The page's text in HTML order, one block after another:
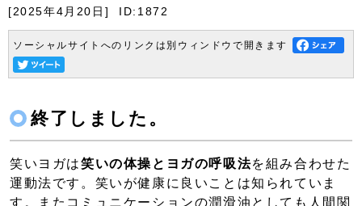
[2025年4月20日] ID:1872
ソーシャルサイトへのリンクは別ウィンドウで開きます
終了しました。
笑いヨガは笑いの体操とヨガの呼吸法を組み合わせた
運動法です。笑いが健康に良いことは知られていま
す。またコミュニケーションの潤滑油としても人間関